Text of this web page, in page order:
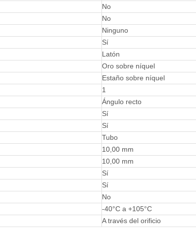
No
No
Ninguno
Sí
Latón
Oro sobre níquel
Estaño sobre níquel
1
Ángulo recto
Sí
Sí
Tubo
10,00 mm
10,00 mm
Sí
Sí
No
-40°C a +105°C
A través del orificio